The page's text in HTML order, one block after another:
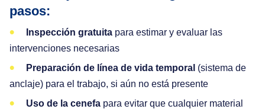
pasos:
Inspección gratuita para estimar y evaluar las
intervenciones necesarias
Preparación de línea de vida temporal (sistema de
anclaje) para el trabajo, si aún no está presente
Uso de la cenefa para evitar que cualquier material